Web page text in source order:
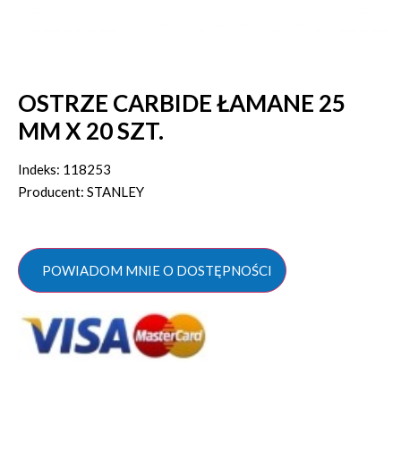
OSTRZE CARBIDE ŁAMANE 25
MM X 20 SZT.
Indeks: 118253
Producent: STANLEY
POWIADOM MNIE O DOSTĘPNOŚCI